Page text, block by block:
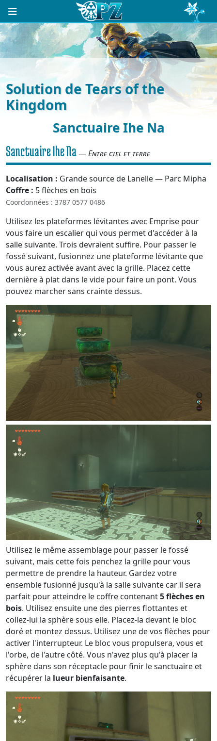
Solution de Tears of the
Kingdom
Sanctuaire Ihe Na
Sanctuaire Ihe Na —Entre ciel et terre
Localisation : Grande source de Lanelle — Parc Mipha
Coffre : 5 flèches en bois
Coordonnées : 3787 0577 0486
Utilisez les plateformes lévitantes avec Emprise pour
vous faire un escalier qui vous permet d'accéder à la
salle suivante. Trois devraient suffire. Pour passer le
fossé suivant, fusionnez une plateforme lévitante que
vous aurez activée avant avec la grille. Placez cette
dernière à plat dans le vide pour faire un pont. Vous
pouvez marcher sans crainte dessus.
Utilisez le même assemblage pour passer le fossé
suivant, mais cette fois penchez la grille pour vous
permettre de prendre la hauteur. Gardez votre
ensemble fusionné jusqu'à la salle suivante car il sera
parfait pour atteindre le coffre contenant5 flèches en
bois. Utilisez ensuite une des pierres flottantes et
collez-lui la sphère sous elle. Placez-la devant le bloc
doré et montez dessus. Utilisez une de vos flèches pour
activer l'interrupteur. Le bloc vous propulsera, vous et
l'orbe, de l'autre côté. Vous n'avez plus qu'à placer la
sphère dans son réceptacle pour finir le sanctuaire et
récupérer la lueur bienfaisante.